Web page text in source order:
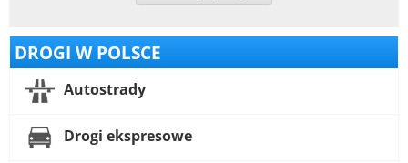
DROGI W POLSCE
Autostrady
Drogi ekspresowe